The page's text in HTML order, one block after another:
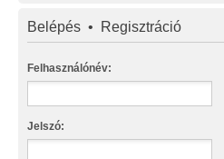
Belépés • Regisztráció
Felhasználónév:
Jelszó: